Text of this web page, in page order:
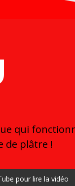
qui
de plâtre !